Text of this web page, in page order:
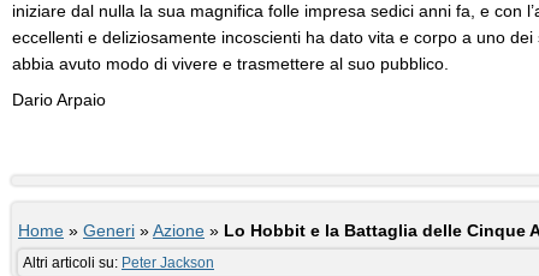
iniziare dal nulla la sua magnifica folle impresa sedici anni fa, e con
eccellenti e deliziosamente incoscienti ha dato vita e corpo a uno
abbia avuto modo di vivere e trasmettere al suo pubblico.
Dario Arpaio
Home » Generi »Azione » Lo Hobbit e la Battaglia delle Cinque
Altri articoli su: Peter Jackson